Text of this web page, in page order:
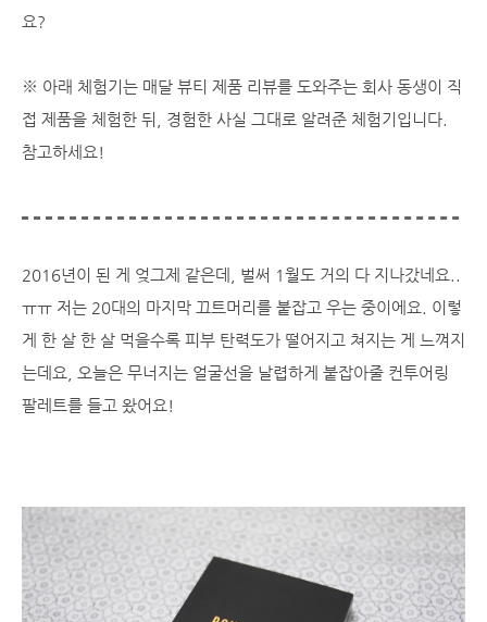
요?
※ 아래 체험기는 매달 뷰티 제품 리뷰를 도와주는 회사 동생이 직
접 제품을 체험한 뒤, 경험한 사실 그대로 알려준 체험기입니다.
참고하세요!
2016년이 된 게 엊그제 같은데, 벌써 1월도 거의 다 지나갔네요..
ㅠㅠ 저는 20대의 마지막 끄트머리를 붙잡고 우는 중이에요. 이렇
게 한 살 한 살 먹을수록 피부 탄력도가 떨어지고 쳐지는 게 느껴지
는데요, 오늘은 무너지는 얼굴선을 날렵하게 붙잡아줄 컨투어링
팔레트를 들고 왔어요!